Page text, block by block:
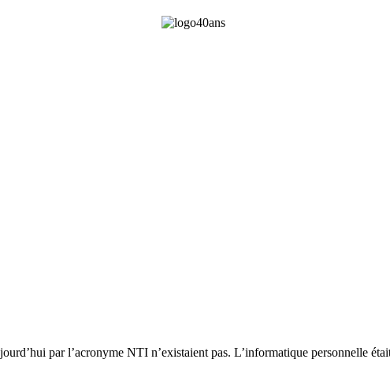
par l’acronyme NTI n’existaient pas. L’informatique personnelle